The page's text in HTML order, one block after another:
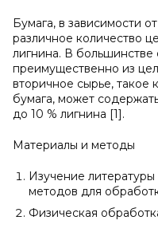
Бумага, в зависимости
различное количество
лигнина. В большинстве
преимущественно из
вторичное сырье, такое
бумага, может
до 10 % лигнина [1].
Материалы и методы
Изучение
методов для
Физическая